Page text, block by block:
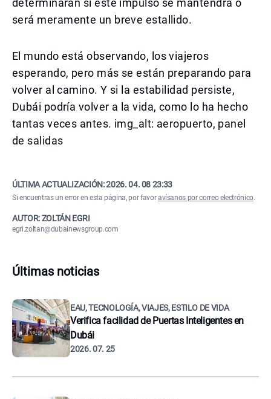
determinarán si este impulso se mantendrá o
será meramente un breve estallido.
El mundo está observando, los viajeros
esperando, pero más se están preparando para
volver al camino. Y si la estabilidad persiste,
Dubái podría volver a la vida, como lo ha hecho
tantas veces antes. img_alt: aeropuerto, panel
de salidas
ÚLTIMA ACTUALIZACIÓN:2026. 04. 08 23:33
Si encuentras un error en esta página, por favoravísanos por correo electrónico.
AUTOR: ZOLTÁN EGRI
egri.zoltan@dubainewsgroup.com
Últimas noticias
EAU, TECNOLOGÍA, VIAJES, ESTILO DE VIDA
Verifica facilidad de Puertas Inteligentes en
Dubái
2026. 07. 25